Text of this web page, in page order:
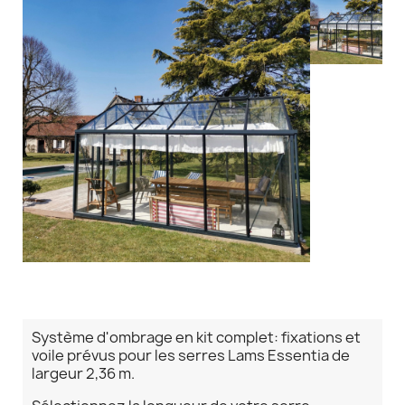
Système d'ombrage en kit complet: fixations et
voile prévus pour les serres Lams Essentia de
largeur 2,36 m.